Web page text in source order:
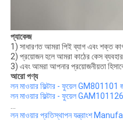
প্যাকেজ
1) সাধারণত আমরা পিই ব্যাগ এবং শক্ত
2) প্রয়োজন হলে আমরা কাঠের কেস
3) এবং আমরা আপনার প্রয়োজনীয়তা
আরো পণ্য
লন মাওয়ার ফিল্টার - ফুয়েল GM801101
লন মাওয়ার ফিল্টার - ফুয়েল
...
লন মাওয়ার প্রতিস্থাপন যন্ত্রাংশ